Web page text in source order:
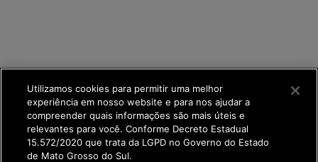
Utilizamos cookies para permitir uma melhor
experiência em nosso website e para nos ajudar a
compreender quais informações são mais úteis e
relevantes para você. Conforme Decreto Estadual
15.572/2020 que trata da LGPD no Governo do Estado
de Mato Grosso do Sul.